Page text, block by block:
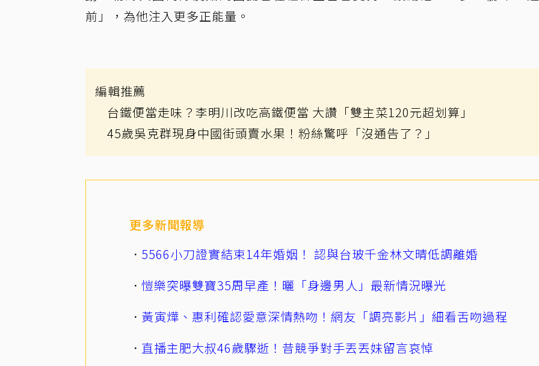
前」，為他注入更多正能量。
編輯推薦
台鐵便當走味？李明川改吃高鐵便當 大讚「雙主菜120元超划算」
45歲吳克群現身中國街頭賣水果！粉絲驚呼「沒通告了？」
更多新聞報導
5566小刀證實結束14年婚姻！ 認與台玻千金林文晴低調離婚
愷樂突曝雙寶35周早產！曬「身邊男人」最新情況曝光
黃寅燁、惠利確認愛意深情熱吻！網友「調亮影片」細看舌吻過程
直播主肥大叔46歲驟逝！昔競爭對手丟丟妹留言哀悼